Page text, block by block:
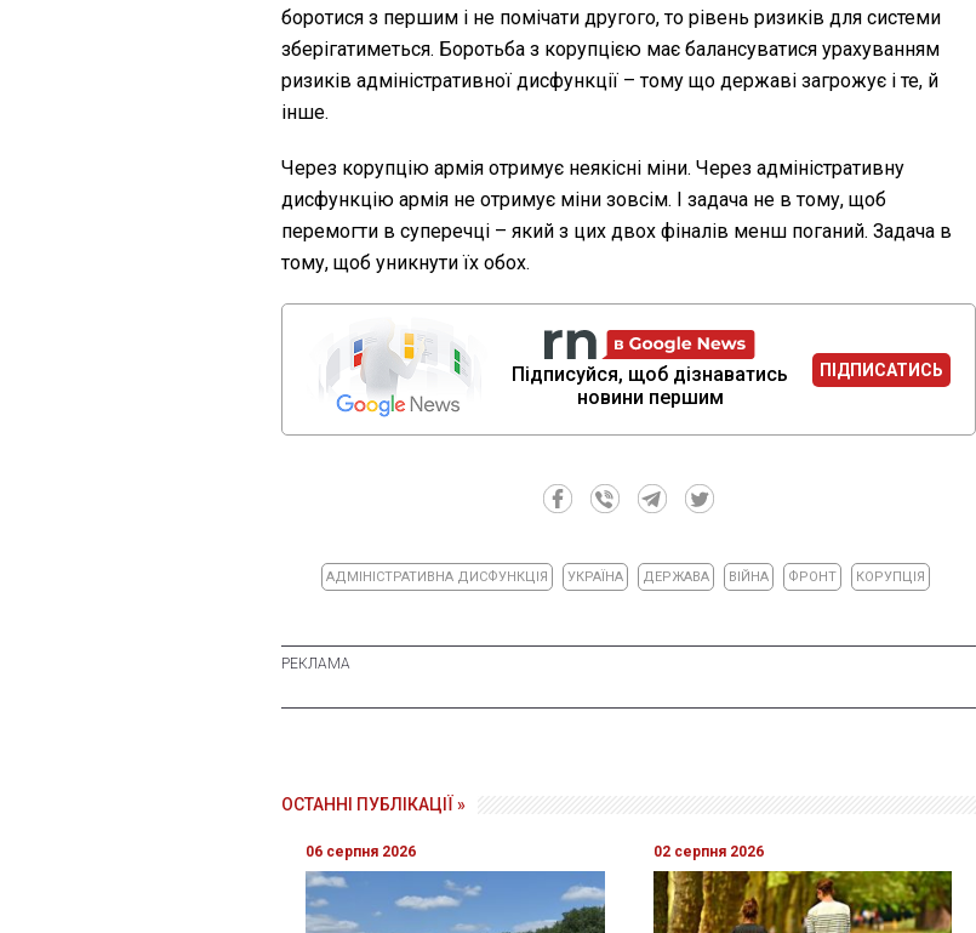
боротися з першим і не помічати другого, то рівень ризиків для системи
зберігатиметься. Боротьба з корупцією має балансуватися урахуванням
ризиків адміністративної дисфункції – тому що державі загрожує і те, й
інше.
Через корупцію армія отримує неякісні міни. Через адміністративну
дисфункцію армія не отримує міни зовсім. І задача не в тому, щоб
перемогти в суперечці – який з цих двох фіналів менш поганий. Задача в
тому, щоб уникнути їх обох.
Підписуйся, щоб дізнаватись
новини першим
ПІДПИСАТИСЬ
АДМІНІСТРАТИВНА ДИСФУНКЦІЯ УКРАЇНА ДЕРЖАВА ВІЙНА ФРОНТ КОРУПЦІЯ
ОСТАННІ ПУБЛІКАЦІЇ »
06 серпня 2026 02 серпня 2026